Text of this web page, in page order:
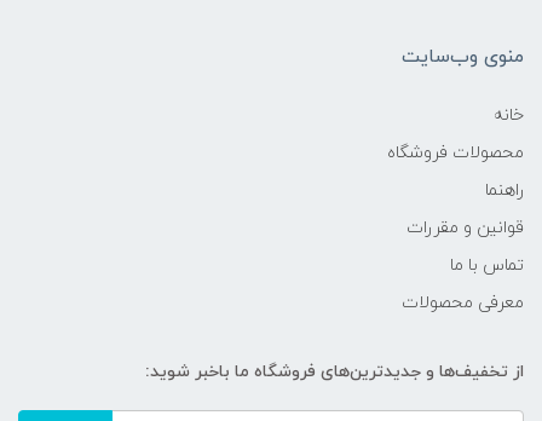
منوی وب‌سایت
خانه
محصولات فروشگاه
راهنما
قوانین و مقررات
تماس با ما
معرفی محصولات
از تخفیف‌ها و جدیدترین‌های فروشگاه ما باخبر شوید: